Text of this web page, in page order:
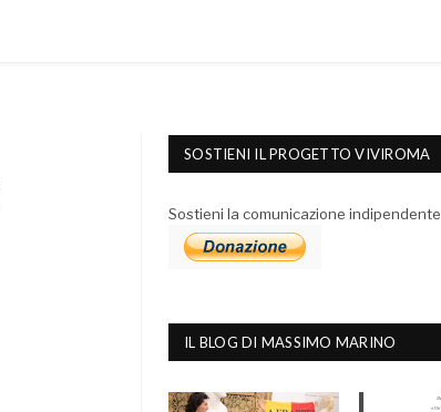
SOSTIENI IL PROGETTO VIVIROMA
Sostieni la comunicazione indipendente
IL BLOG DI MASSIMO MARINO